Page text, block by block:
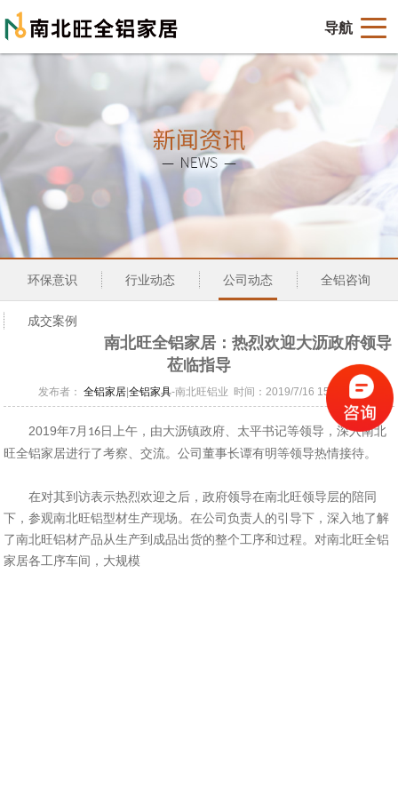
导航
环保意识 行业动态 公司动态 全铝咨询
成交案例
南北旺全铝家居：热烈欢迎大沥政府领导
莅临指导
发布者： 全铝家居 全铝家具-南北旺铝业 时间：2019/7/16 15:40:19
2019年7月 16 日上午，由大沥镇政府、太平书记等领导，深入南北
旺全铝家居进行了考察、交流。公司董事长谭有明等领导热情接待。
在对其到访表示热烈欢迎之后，政府领导在南北旺领导层的陪同
下，参观南北旺铝型材生产现场。在公司负责人的引导下，深入地了解
了南北旺铝材产品从生产到成品出货的整个工序和过程。对南北旺全铝
家居各工序车间，大规模